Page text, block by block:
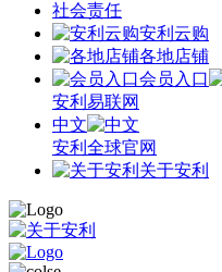
社会责任
安利云购
各地店铺
会员入口
安利易联网
中文
安利全球官网
关于安利